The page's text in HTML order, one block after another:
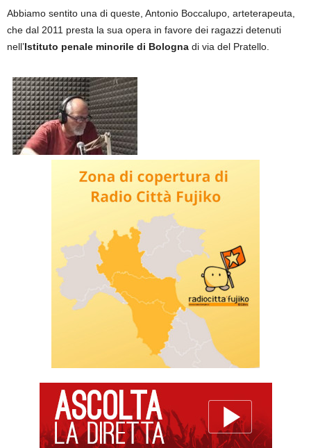
Abbiamo sentito una di queste, Antonio Boccalupo, arteterapeuta,
che dal 2011 presta la sua opera in favore dei ragazzi detenuti
nell’Istituto penale minorile di Bologna di via del Pratello.